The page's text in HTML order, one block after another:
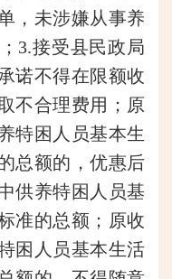
，未涉嫌从事养
3.接受县民政局
诺不得在限额收
不合理费用；原
特困人员基本生
总额的，优惠后
供养特困人员基
准的总额；原收
困人员基本生活